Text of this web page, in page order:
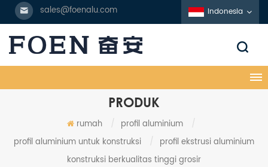
sales@foenalu.com Indonesia
PRODUK
rumah / profil aluminium
/
profil aluminium untuk konstruksi
/
profil ekstrusi aluminium
konstruksi berkualitas tinggi grosir